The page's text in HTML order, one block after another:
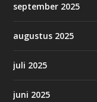
september 2025
augustus 2025
juli 2025
juni 2025